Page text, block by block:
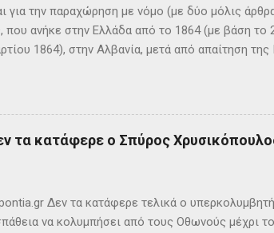
για την παραχώρηση με νόμο (με δύο μόλις
ανήκε στην Ελλάδα από το 1864 (με βάση το
1864), στην Αλβανία, μετά από απαίτηση
της ονομασία είναι Sazan ή Sazani και η
από την αρχαιότητα. Ο Πολύβιος την αναφέρει
την αναφέρει πρώτο...
τα κατάφερε ο Σπύρος
Δεν τα κατάφερε τελικά ο
να κολυμπήσει από τους Οθωνούς μέχρι